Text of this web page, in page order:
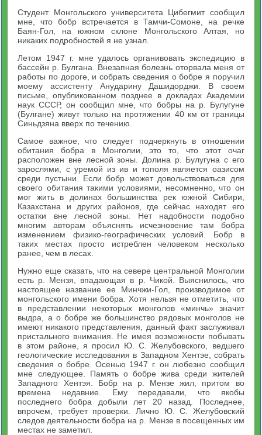
Студент Монгольского университета Цибегмит сообщил
мне, что бобр встречается в Тамчи-Сомоне, на речке
Баян-Гол, на южном склоне Монгольского Алтая, но
никаких подробностей я не узнал.
Летом 1947 г. мне удалось органивовать экспедицию в
бассейн р. Булгана. Внезапная болезнь оторвала меня от
работы по дороге, и собрать сведения о бобре я поручил
моему ассистенту Анударину Дашидорджи. В своем
письме, опубликованном позднее в докладах Академии
наук СССР, он сообщил мне, что бобры на р. Булугуне
(Булгане) живут только на протяжении 40 км от границы
Синьдзяна вверх по течению.
Самое важное, что следует подчеркнуть в отношении
обитания бобра в Монголии, это то, что этот очаг
расположен вне лесной зоны. Долина р. Булугуна с его
зарослями, с уремой из ив и тополя является оазисом
среди пустыни. Если бобр может довольствоваться для
своего обитания такими условиями, несомненно, что он
мог жить в долинах большинства рек южной Сибири,
Казахстана и других районов, где сейчас находят его
остатки вне лесной зоны. Нет надобности подобно
многим авторам объяснять исчезновение там бобра
изменением физико-географических условий. Бобр в
таких местах просто истреблен человеком несколько
ранее, чем в лесах.
Нужно еще сказать, что на севере центральной Монголии
есть р. Мензя, впадающая в р. Чикой. Выяснилось, что
настоящее название ее Минчжи-Гол, производимое от
монгольского имени бобра. Хотя нельзя не отметить, что
в представлении некоторых монголов «минчь» значит
выдра, а о бобре же большинство рядовых монголов не
имеют никакого представления, данный факт заслуживал
пристального внимания. Не имея возможности побывать
в этом районе, я просил Ю. С. Желубовского, ведшего
геологические исследования в Западном Хентэе, собрать
сведения о бобре. Осенью 1947 г. он любезно сообщил
мне следующее. Память о бобре жива среди жителей
Западного Хентэя. Бобр на р. Мензе жил, притом во
времена недавние. Ему передавали, что якобы
последнего бобра добыли лет 20 назад. Последнее,
впрочем, требует проверки. Лично Ю. С. Желубовский
следов деятельности бобра на р. Мензе в посещенных им
местах не заметил.